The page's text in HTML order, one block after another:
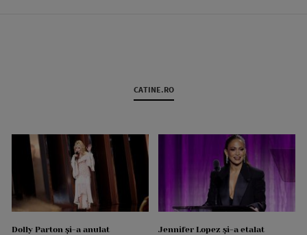
CATINE.RO
Dolly Parton și-a anulat
Jennifer Lopez și-a etalat